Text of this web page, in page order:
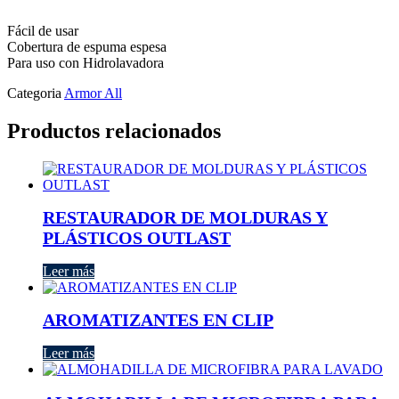
Fácil de usar
Cobertura de espuma espesa
Para uso con Hidrolavadora
Categoria Armor All
Productos relacionados
RESTAURADOR DE MOLDURAS Y
PLÁSTICOS OUTLAST
Leer más
AROMATIZANTES EN CLIP
Leer más